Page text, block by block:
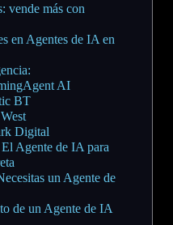
vende más con
en Agentes de IA en
AI
BT
Digital
Agente de IA para
un Agente de
de un Agente de IA